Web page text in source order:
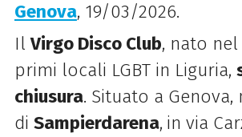
Genova, 19/03/2026.
IlVirgo Disco Club, nato nel
primi locali LGBT in Liguria,
chiusura. Situato a
di Sampierdarena, in via